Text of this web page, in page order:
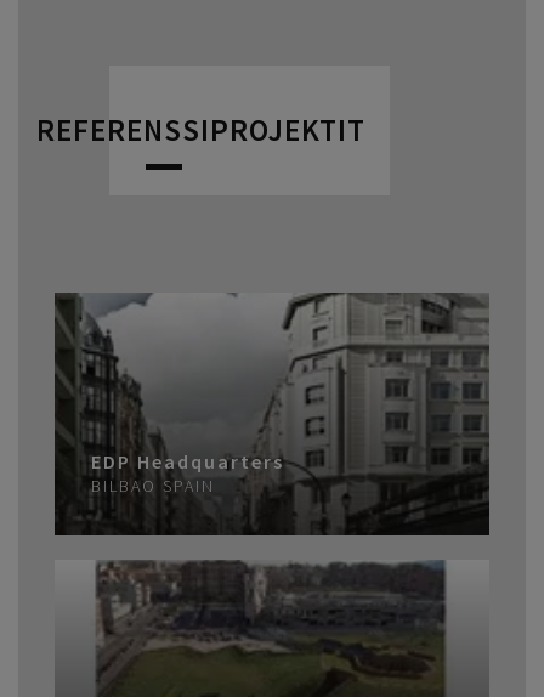
REFERENSSIPROJEKTIT
EDP Headquarters
BILBAO SPAIN